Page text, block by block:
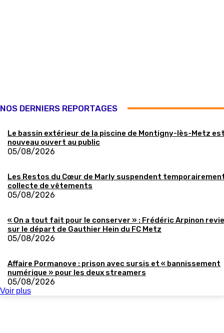
NOS DERNIERS REPORTAGES
Le bassin extérieur de la piscine de Montigny-lès-Metz
nouveau ouvert au public
05/08/2026
Les Restos du Cœur de Marly suspendent
collecte de vêtements
05/08/2026
« On a tout fait pour le conserver » : Frédéric Arpinon
sur le départ de Gauthier Hein du FC Metz
05/08/2026
Affaire Pormanove : prison avec sursis et « bannissement
numérique » pour les deux streamers
05/08/2026
Voir plus